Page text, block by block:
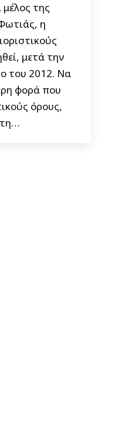
της
η
μετά την
του 2012. Να
φορά που
όρους,